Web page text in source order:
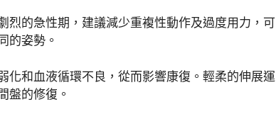
烈的急性期，建議減少重複性動作及過度用力，可
的姿勢。
化和血液循環不良，從而影響康復。輕柔的伸展運
盤的修復。